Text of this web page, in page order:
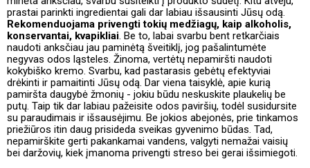
prastai parinkti ingredientai gali dar labiau išsausinti Jūsų odą.
Rekomenduojama privengti tokių medžiagų, kaip alkoholis,
konservantai, kvapikliai. Be to, labai svarbu bent retkarčiais
naudoti anksčiau jau paminėtą šveitiklį, jog pašalintumėte
negyvas odos ląsteles. Žinoma, vertėtų nepamiršti naudoti
kokybiško kremo. Svarbu, kad pastarasis gebėtų efektyviai
drėkinti ir pamaitinti Jūsų odą. Dar viena taisyklė, apie kurią
pamiršta daugybė žmonių - jokiu būdu neskuskite plaukelių be
putų. Taip tik dar labiau pažeisite odos paviršių, todėl susidursite
su paraudimais ir išsausėjimu. Be jokios abejonės, prie tinkamos
priežiūros itin daug prisideda sveikas gyvenimo būdas. Tad,
nepamirškite gerti pakankamai vandens, valgyti nemažai vaisių
bei daržovių, kiek įmanoma privengti streso bei gerai išsimiegoti.